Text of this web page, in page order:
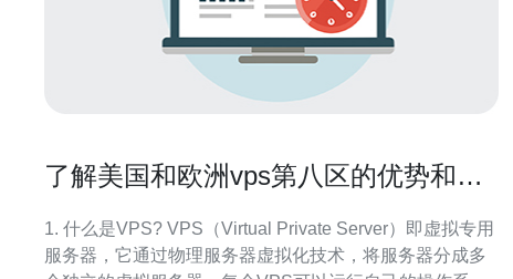
了解美国和欧洲vps第八区的优势和劣
1. 什么是VPS? VPS（Virtual Private Server）即虚拟专用
服务器，它通过物理服务器虚拟化技术，将服务器分成多